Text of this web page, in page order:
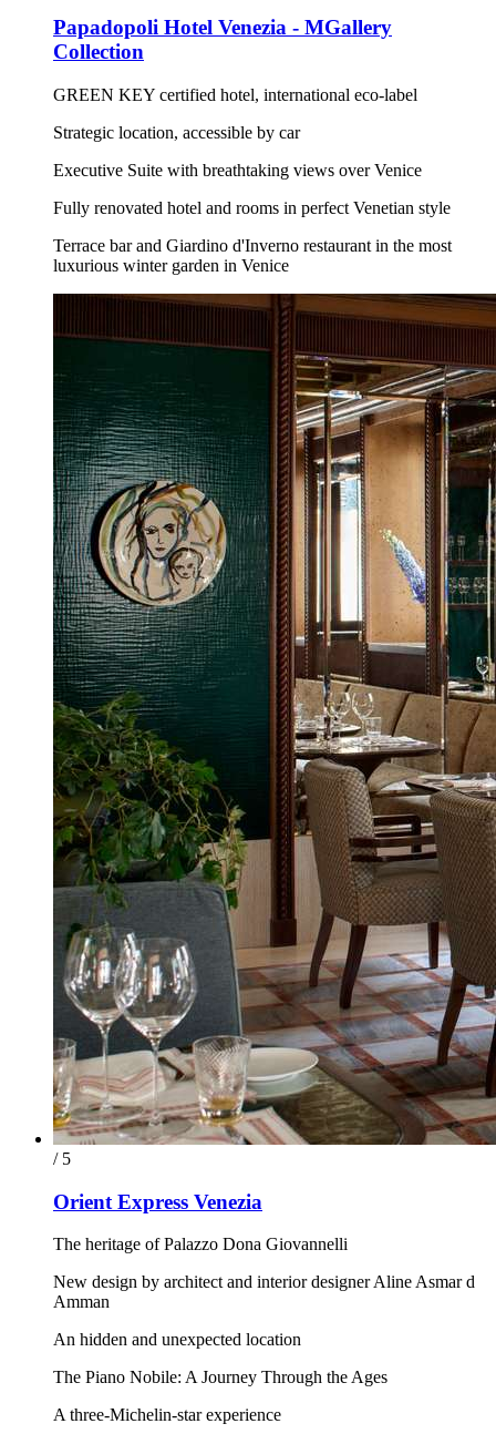
Papadopoli Hotel Venezia - MGallery
Collection
GREEN KEY certified hotel, international eco-label
Strategic location, accessible by car
Executive Suite with breathtaking views over Venice
Fully renovated hotel and rooms in perfect Venetian style
Terrace bar and Giardino d'Inverno restaurant in the most
luxurious winter garden in Venice
/ 5
Orient Express Venezia
The heritage of Palazzo Dona Giovannelli
New design by architect and interior designer Aline Asmar d
Amman
An hidden and unexpected location
The Piano Nobile: A Journey Through the Ages
A three-Michelin-star experience